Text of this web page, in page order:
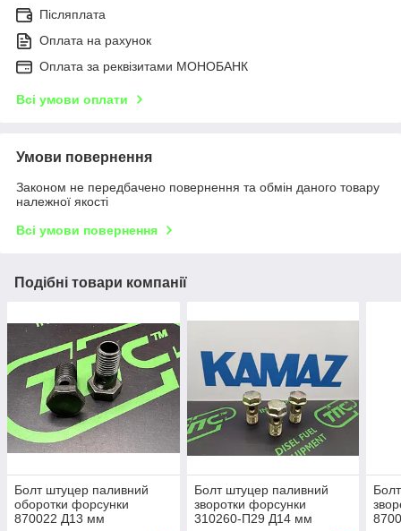
Післяплата
Оплата на рахунок
Оплата за реквізитами МОНОБАНК
Всі умови оплати
Умови повернення
Законом не передбачено повернення та обмін даного товару
належної якості
Всі умови повернення
Подібні товари компанії
Болт штуцер паливний
оборотки форсунки
870022 Д13 мм
Болт штуцер паливний
зворотки форсунки
310260-П29 Д14 мм